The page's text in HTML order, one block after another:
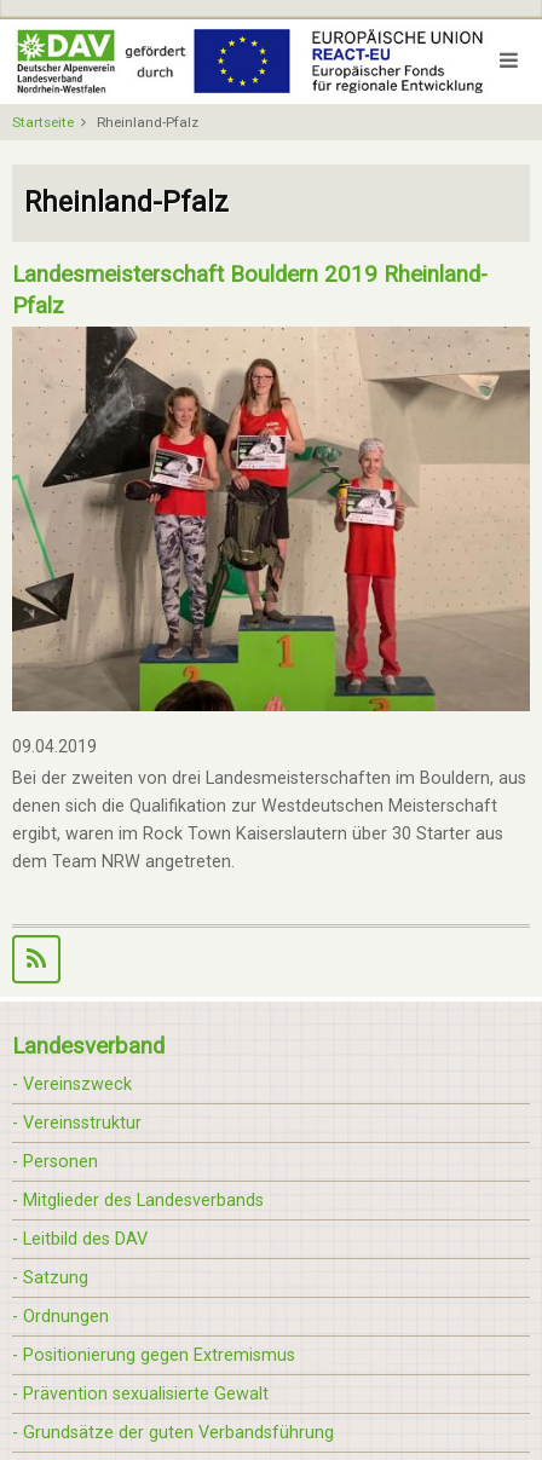
Direkt
zum
Inhalt
Startseite Rheinland-Pfalz
Rheinland-Pfalz
Landesmeisterschaft Bouldern 2019 Rheinland-
Pfalz
09.04.2019
Bei der zweiten von drei Landesmeisterschaften im Bouldern, aus
denen sich die Qualifikation zur Westdeutschen Meisterschaft
ergibt, waren im Rock Town Kaiserslautern über 30 Starter aus
dem Team NRW angetreten.
Landesverband
- Vereinszweck
- Vereinsstruktur
- Personen
- Mitglieder des Landesverbands
- Leitbild des DAV
- Satzung
- Ordnungen
- Positionierung gegen Extremismus
- Prävention sexualisierte Gewalt
- Grundsätze der guten Verbandsführung